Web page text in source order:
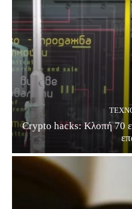
Crypto hacks: Κλοπή 70